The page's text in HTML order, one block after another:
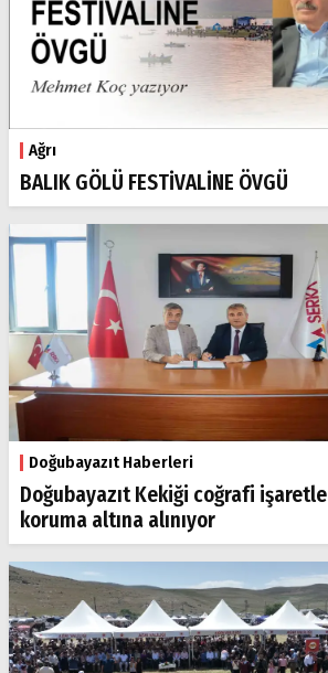
Ağrı
BALIK GÖLÜ FESTİVALİNE ÖVGÜ
Doğubayazıt Haberleri
Doğubayazıt Kekiği coğrafi işaretle
koruma altına alınıyor